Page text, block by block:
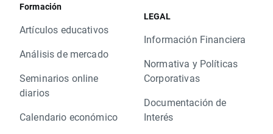
Formación
Artículos educativos
Análisis de mercado
Seminarios online
diarios
Calendario económico
LEGAL
Información Financiera
Normativa y Políticas
Corporativas
Documentación de
Interés